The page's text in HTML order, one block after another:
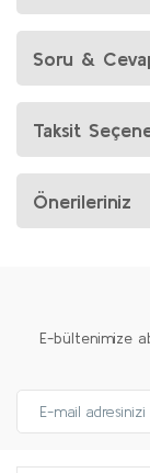
Soru &
Taksit
Önerileriniz
E-bültenimize